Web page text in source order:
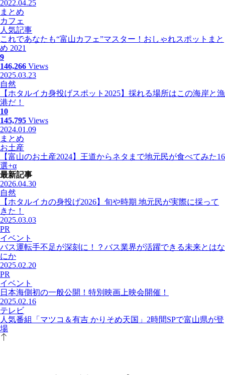
2022.04.25
まとめ
カフェ
人気記事
これであなたも“富山カフェ”マスター！おしゃれスポットまと
め 2021
9
146,266 Views
2025.03.23
自然
【ホタルイカ身投げスポット2025】採れる場所はこの海岸と漁
港だ！
10
145,795 Views
2024.01.09
まとめ
お土産
【富山のお土産2024】王道からネタまで地元民が食べてみた16
選+α
最新記事
2026.04.30
自然
【ホタルイカの身投げ2026】旬や時期 地元民が実際に採って
きた！
2025.03.03
PR
イベント
バス運転手不足が深刻に！？バス業界が活躍できる未来とはな
にか
2025.02.20
PR
イベント
日本海側初の一般公開！特別映画上映会開催！
2025.02.16
テレビ
人気番組「マツコ＆有吉 かりそめ天国」2時間SPで富山県が登
場